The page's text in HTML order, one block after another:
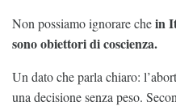
Non possiamo ignorare chein
sono obiettori di coscienza.
Un dato che parla chiaro:
una decisione senza peso.